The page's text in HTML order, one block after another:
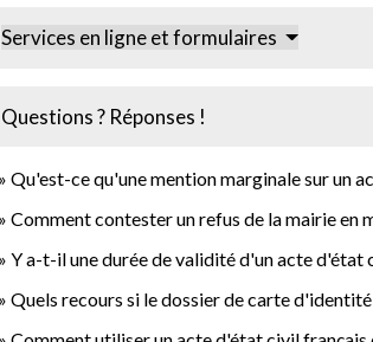
Services en ligne et formulaires
Questions ? Réponses !
Qu'est-ce qu'une mention marginale sur un
Comment contester un refus de la mairie en
Y a-t-il une durée de validité d'un acte d'état
Quels recours si le dossier de carte